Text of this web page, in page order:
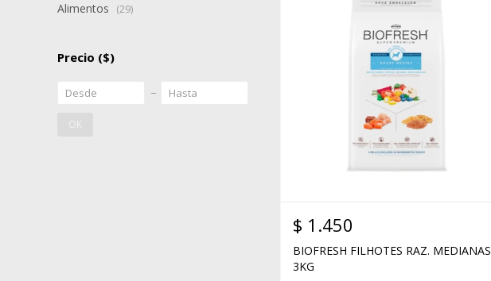
$ 1.450
BIOFRESH FILHOTES RAZ. MEDIANAS
3KG
Alimentos (29)
Precio ($)
OK